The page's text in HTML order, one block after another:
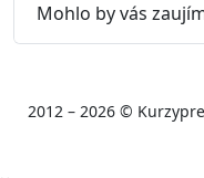
Mohlo by vás
2012 – 2026 ©